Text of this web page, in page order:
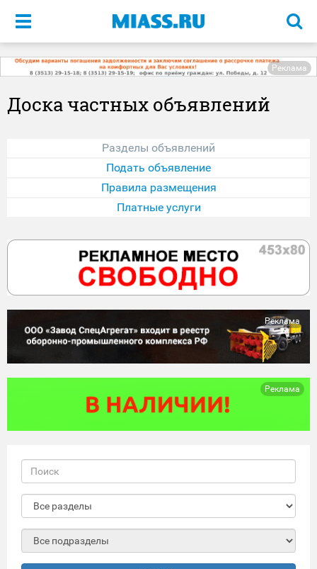
Меню
Реклама
Доска частных объявлений
Разделы объявлений
Подать объявление
Правила размещения
Платные услуги
Реклама
Реклама